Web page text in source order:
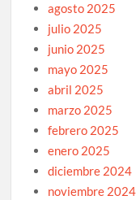
agosto 2025
julio 2025
junio 2025
mayo 2025
abril 2025
marzo 2025
febrero 2025
enero 2025
diciembre 2024
noviembre 2024